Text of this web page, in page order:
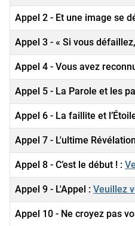
Appel 2 - Et une image se
Appel 3 - « Si vous
Appel 4 - Vous avez
Appel 5 - La Parole et les
Appel 6 - La faillite et
Appel 7 - L'ultime
Appel 8 - C’est le début ! :
Appel 9 - L'Appel : Veuillez
Appel 10 - Ne croyez pas